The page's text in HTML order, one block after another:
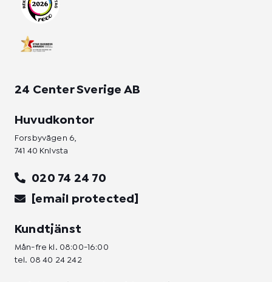
24 Center Sverige AB
Huvudkontor
Forsbyvägen 6,
741 40 Knivsta
020 74 24 70
[email protected]
Kundtjänst
Mån-fre kl. 08:00-16:00
tel. 08 40 24 242